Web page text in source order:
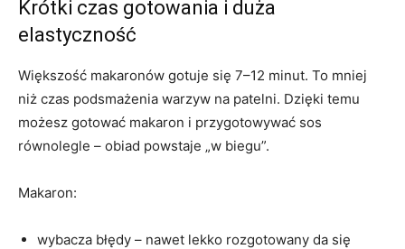
Krótki czas gotowania i duża
elastyczność
Większość makaronów gotuje się 7–12 minut. To mniej
niż czas podsmażenia warzyw na patelni. Dzięki temu
możesz gotować makaron i przygotowywać sos
równolegle – obiad powstaje „w biegu”.
Makaron:
wybacza błędy – nawet lekko rozgotowany da się